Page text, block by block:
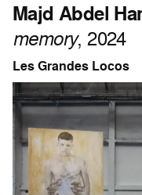
Majd Abdel
memory, 2024
Les Grandes Locos